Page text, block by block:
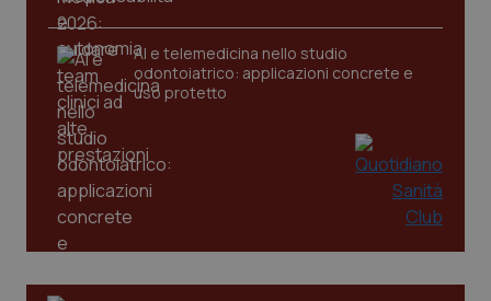
AI e telemedicina nello studio
odontoiatrico: applicazioni concrete e
uso protetto
tracking-sites-ironfish-
session-id
_ga